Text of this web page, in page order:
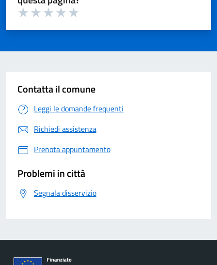
Contatta il comune
Leggi le domande frequenti
Richiedi assistenza
Prenota appuntamento
Problemi in città
Segnala disservizio